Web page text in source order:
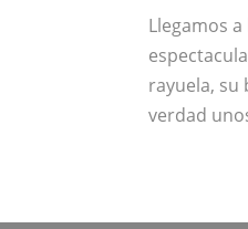
Llegamos
rayuela, su
verdad